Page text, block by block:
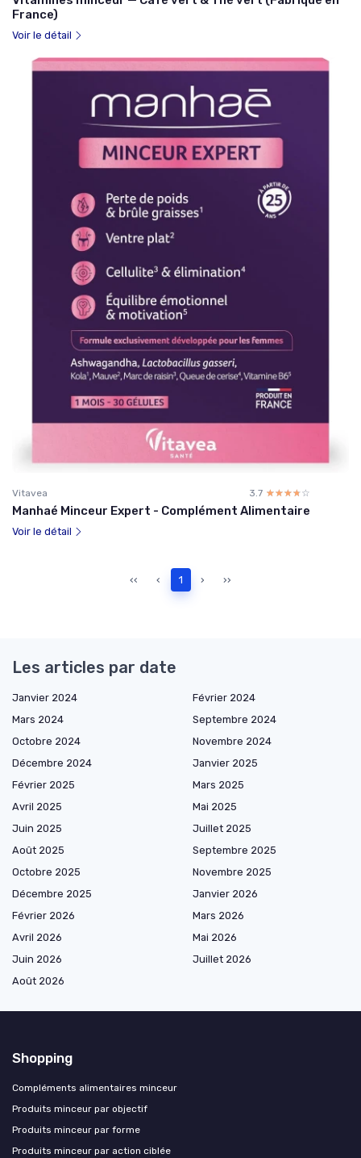
France)
Voir le détail
Vitavea 3.7 ☆☆☆☆☆
★★★★★
Manhaé Minceur Expert - Complément Alimentaire
Voir le détail
‹‹ ‹ 1 › ››
Les articles par date
Janvier 2024
Février 2024
Mars 2024
Septembre 2024
Octobre 2024
Novembre 2024
Décembre 2024
Janvier 2025
Février 2025
Mars 2025
Avril 2025
Mai 2025
Juin 2025
Juillet 2025
Août 2025
Septembre 2025
Octobre 2025
Novembre 2025
Décembre 2025
Janvier 2026
Février 2026
Mars 2026
Avril 2026
Mai 2026
Juin 2026
Juillet 2026
Août 2026
Shopping
Compléments alimentaires minceur
Produits minceur par objectif
Produits minceur par forme
Produits minceur par action ciblée